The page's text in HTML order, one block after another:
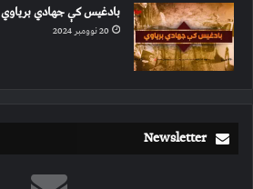
بادغیس کې جهادي بریاوي
20 نوومبر 2024
Newsletter